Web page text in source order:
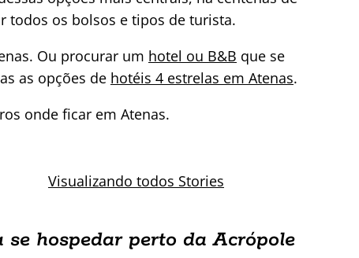
todos os bolsos e tipos de turista.
Ou procurar um hotel ou B&B que se
as opções de hotéis 4 estrelas em Atenas.
onde ficar em Atenas.
Visualizando todos Stories
viagem para a
hospedar perto da Acrópole